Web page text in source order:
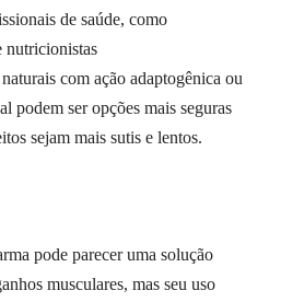
de saúde, como
nutricionistas
com ação adaptogênica ou
podem ser opções mais seguras
sejam mais sutis e lentos.
pode parecer uma solução
musculares, mas seu uso